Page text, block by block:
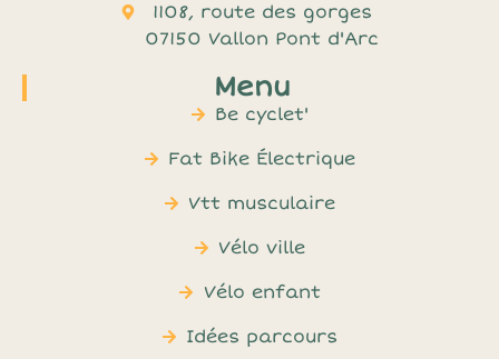
1108, route des gorges
07150 Vallon Pont d'Arc
Menu
Be cyclet'
Fat Bike Électrique
Vtt musculaire
Vélo ville
Vélo enfant
Idées parcours